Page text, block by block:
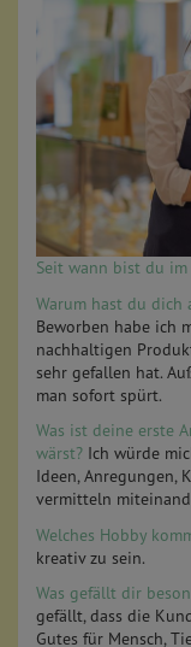
Seit wann bist du
Warum hast du dich
Beworben habe ich
nachhaltigen
sehr gefallen hat.
man sofort spürt.
Was ist deine erste
wärst? Ich würde
Ideen, Anregungen,
vermitteln
Welches Hobby
kreativ zu sein.
Was gefällt dir
gefällt, dass die
Gutes für Mensch,